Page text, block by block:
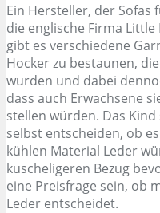
Ein Hersteller, der Sofas
die englische Firma
gibt es verschiedene
Hocker zu bestaunen,
wurden und dabei
dass auch Erwachsene
stellen würden. Das
selbst entscheiden, ob
kühlen Material Leder
kuscheligeren Bezug
eine Preisfrage sein, ob
Leder entscheidet.